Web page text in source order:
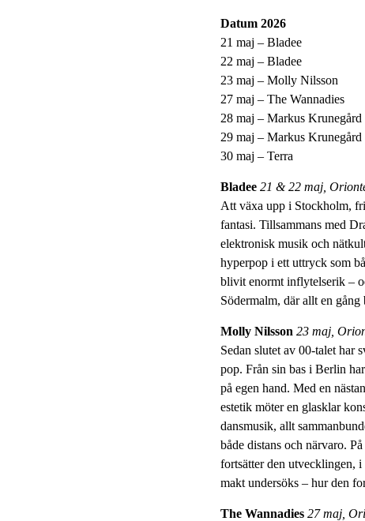
Datum 2026
21 maj – Bladee
22 maj – Bladee
23 maj – Molly Nilsson
27 maj – The Wannadies
28 maj – Markus Krunegård
29 maj – Markus Krunegård
30 maj – Terra
Bladee 21 & 22 maj,
Att växa upp i Stockholm,
fantasi. Tillsammans med
elektronisk musik och
hyperpop i ett uttryck som
blivit enormt inflytelserik –
Södermalm, där allt en
Molly Nilsson 23 maj,
Sedan slutet av 00-talet har
pop. Från sin bas i Berlin
på egen hand. Med en
estetik möter en glasklar
dansmusik, allt
både distans och närvaro.
fortsätter den utvecklingen,
makt undersöks – hur den
The Wannadies 27 maj,